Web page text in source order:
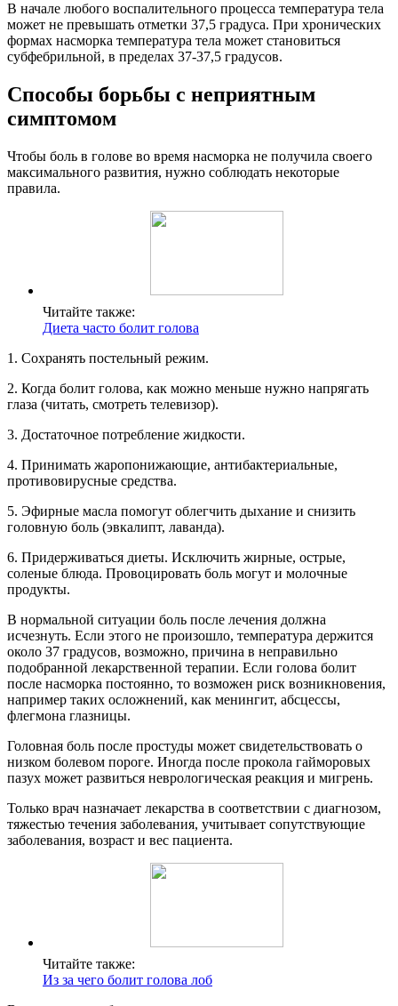
В начале любого воспалительного процесса температура тела
может не превышать отметки 37,5 градуса. При хронических
формах насморка температура тела может становиться
субфебрильной, в пределах 37-37,5 градусов.
Способы борьбы с неприятным
симптомом
Чтобы боль в голове во время насморка не получила своего
максимального развития, нужно соблюдать некоторые
правила.
Читайте также:
Диета часто болит голова
1. Сохранять постельный режим.
2. Когда болит голова, как можно меньше нужно напрягать
глаза (читать, смотреть телевизор).
3. Достаточное потребление жидкости.
4. Принимать жаропонижающие, антибактериальные,
противовирусные средства.
5. Эфирные масла помогут облегчить дыхание и снизить
головную боль (эвкалипт, лаванда).
6. Придерживаться диеты. Исключить жирные, острые,
соленые блюда. Провоцировать боль могут и молочные
продукты.
В нормальной ситуации боль после лечения должна
исчезнуть. Если этого не произошло, температура держится
около 37 градусов, возможно, причина в неправильно
подобранной лекарственной терапии. Если голова болит
после насморка постоянно, то возможен риск возникновения,
например таких осложнений, как менингит, абсцессы,
флегмона глазницы.
Головная боль после простуды может свидетельствовать о
низком болевом пороге. Иногда после прокола гайморовых
пазух может развиться неврологическая реакция и мигрень.
Только врач назначает лекарства в соответствии с диагнозом,
тяжестью течения заболевания, учитывает сопутствующие
заболевания, возраст и вес пациента.
Читайте также:
Из за чего болит голова лоб